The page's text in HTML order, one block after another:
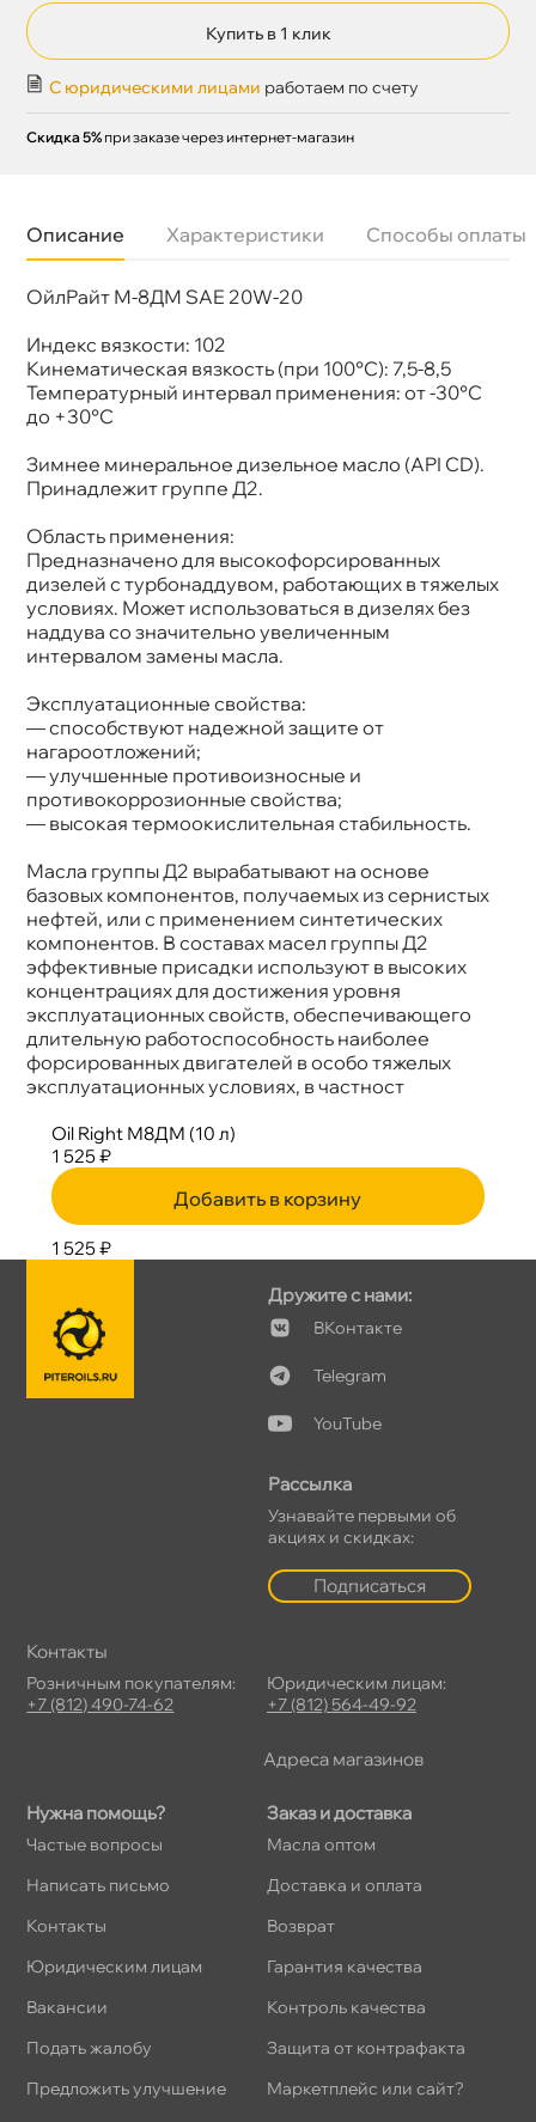
Купить в 1 клик
С юридическими лицами работаем по счету
Скидка 5% при заказе через интернет-магазин
Описание Характеристики Способы оплаты
ОйлРайт М-8ДМ SAE 20W-20
Индекс вязкости: 102
Кинематическая вязкость (при 100°С): 7,5-8,5
Температурный интервал применения: от -30°C
до +30°C
Зимнее минеральное дизельное масло (API СD).
Принадлежит группе Д2.
Область применения:
Предназначено для высокофорсированных
дизелей с турбонаддувом, работающих в тяжелых
условиях. Может использоваться в дизелях без
наддува со значительно увеличенным
интервалом замены масла.
Эксплуатационные свойства:
— способствуют надежной защите от
нагароотложений;
— улучшенные противоизносные и
противокоррозионные свойства;
— высокая термоокислительная стабильность.
Масла группы Д2 вырабатывают на основе
азовых компонентов, получаемых из сернистых
нефтей, или с применением синтетических
компонентов. В составах масел группы Д2
эффективные присадки используют в высоких
концентрациях для достижения уровня
эксплуатационных свойств, обеспечивающего
длительную работоспособность наиболее
форсированных двигателей в особо тяжелых
эксплуатационных условиях, в частност
язкость
SAE 20W-20
Тип масла
Минеральное
Спецификации
API СD
Объем
10л
Oil Right М8ДМ (10 л)
1 525 ₽
Добавить в корзину
1 525 ₽
Нужна помощь?
Частые вопросы
Написать письмо
Контакты
Юридическим лицам
акансии
Подать жалобу
Предложить улучшение
Заказ и доставка
Масла оптом
Доставка и оплата
озврат
Гарантия качества
Контроль качества
Защита от контрафакта
Маркетплейс или сайт?
Дружите с нами:
Контакте
Telegram
YouTube
Рассылка
Узнавайте первыми о
акциях и скидках:
Подписаться
Контакты
Розничным покупателям:
+7 (812) 490-74-62
Юридическим лицам:
+7 (812) 564-49-92
Адреса магазино